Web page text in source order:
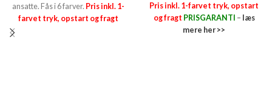
ansatte. Fås i 6 farver. Pris inkl. 1-
farvet tryk, opstart og fragt
PRISGARANTI
Pris inkl. 1-farvet tryk, opstart
og fragt PRISGARANTI – læs
mere her >>